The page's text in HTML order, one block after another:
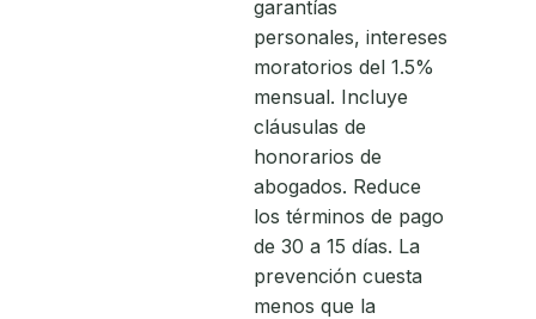
garantías
personales, intereses
moratorios del 1.5%
mensual. Incluye
cláusulas de
honorarios de
abogados. Reduce
los términos de pago
de 30 a 15 días. La
prevención cuesta
menos que la